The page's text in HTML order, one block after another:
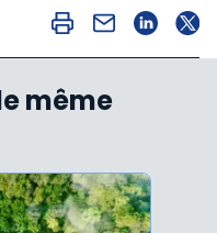
même